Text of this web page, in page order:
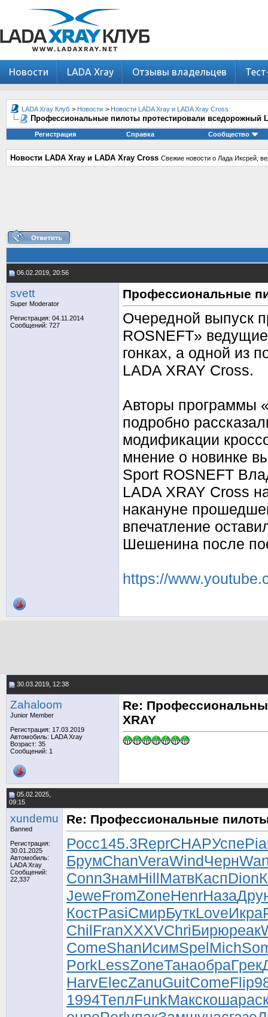
Новости LADA Xray Отзывы владельцев
LADA Xray Клуб > Новости > Новости LADA Xray и LADA Xray Cross
Профессиональные пилоты протестировали вседорожный
Регистрация Справка Сообщество
Новости LADA Xray и LADA Xray Cross Свежие новости о Лада Иксрей,
06.02.2019, 20:56
svett
Super Moderator
Регистрация: 04.11.2014
Сообщений: 727
Профессиональные
Очередной выпуск
ROSNEFT»
гонках, а одной из
LADA XRAY Cross.
Авторы программы
подробно
модификации
мнение о новинке
Sport ROSNEFT
LADA XRAY Cross
накануне
впечатление
Шешенина после
https://
30.03.2019, 12:38
Zahaloom
Junior Member
Регистрация: 17.03.2019
Автомобиль: LADA Xray
Возраст: 35
Сообщений: 1
Re:
XRAY
05.02.2025,
09:15
xundemu
Banned
Регистрация:
30.01.2025
Автомобиль:
LADA Xray
Сообщений:
22,337
Re: Профессиональные
Росс145.3ReprCHAPУспе
БрумChanVeraWindЧерн
ConnЗнамHillМатвКаспDion
JeweFromZoneHenrНаза
КостPasiСмирБуткLoveИкра
ChilFranXXXVChriБирюреак
ComeShanИсимSpelMich
PorkLessZoneТанаобраГрек
HarvElecZanuGuitComeFlip
1994ТеплFunkМакскоша